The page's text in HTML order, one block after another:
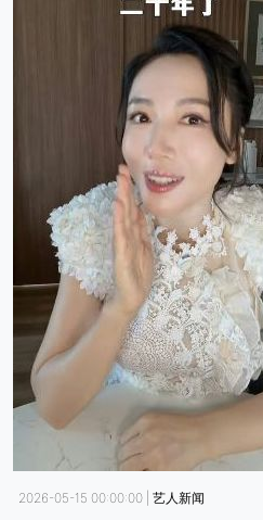
2026-05-15 00:00:00 艺人新闻